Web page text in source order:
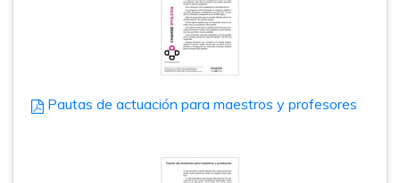
Pautas de actuación para maestros y profesores